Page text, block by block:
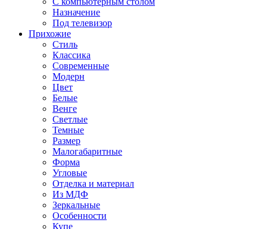
Назначение
Под телевизор
Прихожие
Стиль
Классика
Современные
Модерн
Цвет
Белые
Венге
Светлые
Темные
Размер
Малогабаритные
Форма
Угловые
Отделка и материал
Из МДФ
Зеркальные
Особенности
Купе